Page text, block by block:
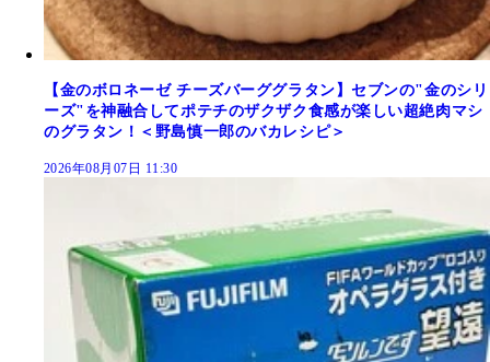
【金のボロネーゼ チーズバーググラタン】セブンの"金のシリ
ーズ"を神融合してポテチのザクザク食感が楽しい超絶肉マシ
のグラタン！＜野島慎一郎のバカレシピ＞
2026年08月07日 11:30